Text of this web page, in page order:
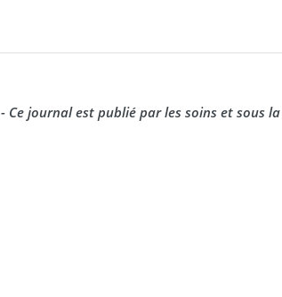
- Ce journal est publié par les soins et sous